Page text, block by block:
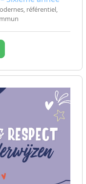
référentiel,